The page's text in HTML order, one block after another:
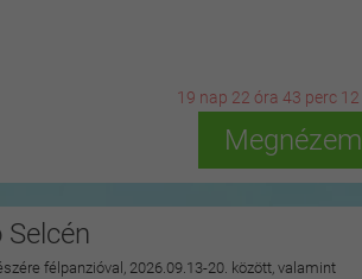
19 nap 22 óra 43 perc 10
Megnézem
félpanzióval, 2026.09.13-20. között, valamint